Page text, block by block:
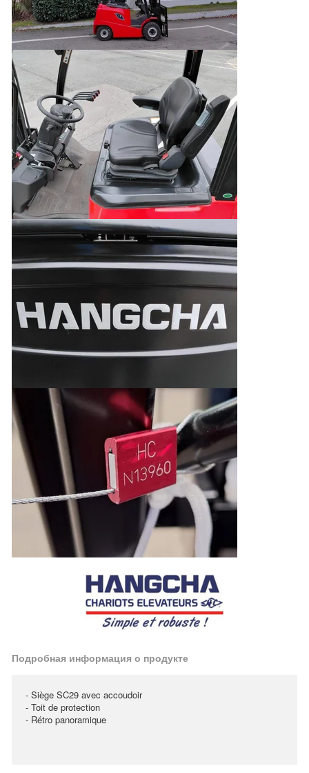
Подробная информация о продукте
- Siège SC29 avec accoudoir
- Toit de protection
- Rétro panoramique